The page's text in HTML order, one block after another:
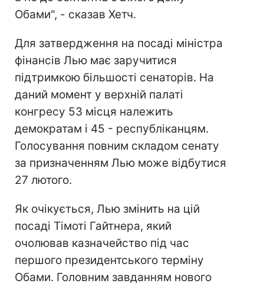
Обами", - сказав Хетч.
Для затвердження на посаді міністра
фінансів Лью має заручитися
підтримкою більшості сенаторів. На
даний момент у верхній палаті
конгресу 53 місця належить
демократам і 45 - республіканцям.
Голосування повним складом сенату
за призначенням Лью може відбутися
27 лютого.
Як очікується, Лью змінить на цій
посаді Тімоті Гайтнера, який
очолював казначейство під час
першого президентського терміну
Обами. Головним завданням нового